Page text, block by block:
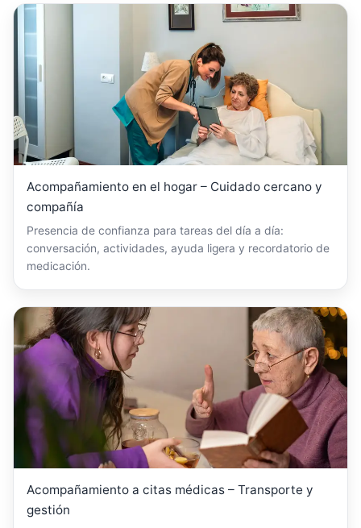
Acompañamiento en el hogar – Cuidado cercano y
compañía
Presencia de confianza para tareas del día a día:
conversación, actividades, ayuda ligera y recordatorio de
medicación.
Acompañamiento a citas médicas – Transporte y
gestión